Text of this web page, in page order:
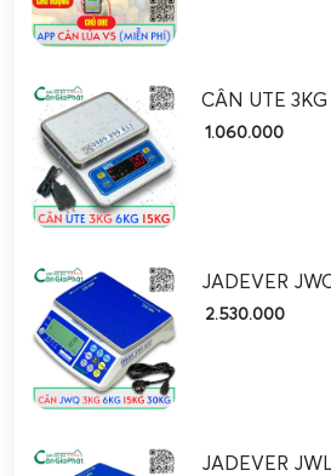
Hiện tượng cân lúa nhảy số
CÂN UTE
1.060.000
JADEVER
2.530.000
JADEVER